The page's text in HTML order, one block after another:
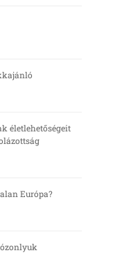
életlehetőségeit
Európa?